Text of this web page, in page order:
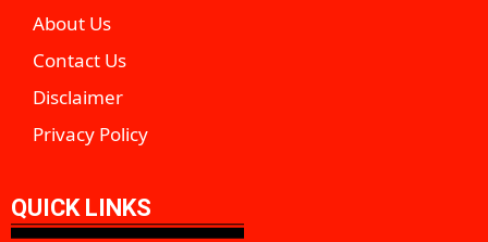
About Us
Contact Us
Disclaimer
Privacy Policy
QUICK LINKS